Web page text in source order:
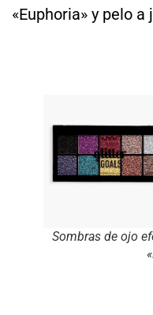
«Euphoria» y pelo a
Sombras de ojo